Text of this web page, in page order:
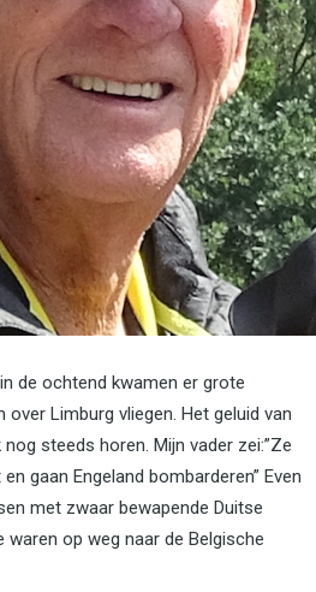
de ochtend kwamen er grote
over Limburg vliegen. Het geluid van
steeds horen. Mijn vader zei:”Ze
gaan Engeland bombarderen” Even
met zwaar bewapende Duitse
op weg naar de Belgische